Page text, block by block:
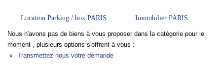
Location Parking / box PARIS Immobilier PARIS
Nous n'avons pas de biens à vous proposer dans la catégorie pour le
moment , plusieurs options s'offrent à vous :
Transmettez-nous votre demande